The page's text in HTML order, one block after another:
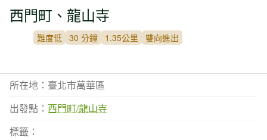
西門町、龍山寺
難度低 30 分鐘 1.35公里 雙向進出
所在地：臺北市萬華區
出發點： 西門町/龍山寺
標籤：